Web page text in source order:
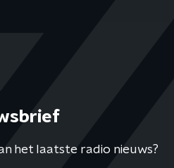
het laatste radio nieuws?